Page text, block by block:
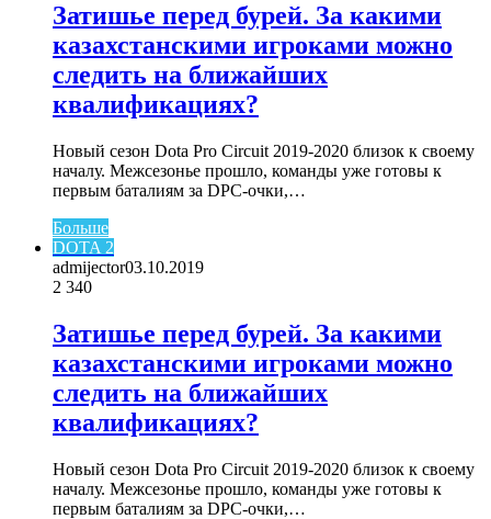
Затишье перед бурей. За какими
казахстанскими игроками можно
следить на ближайших
квалификациях?
Новый сезон Dota Pro Circuit 2019-2020 близок к своему
началу. Межсезонье прошло, команды уже готовы к
первым баталиям за DPC-очки,…
Больше
DOTA 2
admijector03.10.2019
2 340
Затишье перед бурей. За какими
казахстанскими игроками можно
следить на ближайших
квалификациях?
Новый сезон Dota Pro Circuit 2019-2020 близок к своему
началу. Межсезонье прошло, команды уже готовы к
первым баталиям за DPC-очки,…